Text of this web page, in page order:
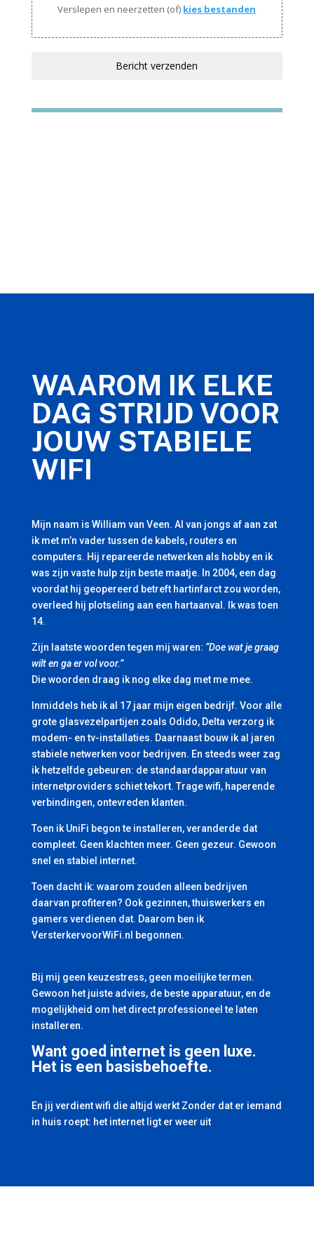
Verslepen en neerzetten (of) kies bestanden
Bericht verzenden
WAAROM IK ELKE
DAG STRIJD VOOR
JOUW STABIELE
WIFI
Mijn naam is William van Veen. Al van jongs af aan zat
ik met m’n vader tussen de kabels, routers en
computers. Hij repareerde netwerken als hobby en ik
was zijn vaste hulp zijn beste maatje. In 2004, een dag
voordat hij geopereerd betreft hartinfarct zou worden,
overleed hij plotseling aan een hartaanval. Ik was toen
14.
Zijn laatste woorden tegen mij waren: “Doe wat je graag
wilt en ga er vol voor.”
Die woorden draag ik nog elke dag met me mee.
Inmiddels heb ik al 17 jaar mijn eigen bedrijf. Voor alle
grote glasvezelpartijen zoals Odido, Delta verzorg ik
modem- en tv-installaties. Daarnaast bouw ik al jaren
stabiele netwerken voor bedrijven. En steeds weer zag
ik hetzelfde gebeuren: de standaardapparatuur van
internetproviders schiet tekort. Trage wifi, haperende
verbindingen, ontevreden klanten.
Toen ik UniFi begon te installeren, veranderde dat
compleet. Geen klachten meer. Geen gezeur. Gewoon
snel en stabiel internet.
Toen dacht ik: waarom zouden alleen bedrijven
daarvan profiteren? Ook gezinnen, thuiswerkers en
gamers verdienen dat. Daarom ben ik
VersterkervoorWiFi.nl begonnen.
Bij mij geen keuzestress, geen moeilijke termen.
Gewoon het juiste advies, de beste apparatuur, en de
mogelijkheid om het direct professioneel te laten
installeren.
Want goed internet is geen luxe.
Het is een basisbehoefte.
En jij verdient wifi die altijd werkt Zonder dat er iemand
in huis roept: het internet ligt er weer uit